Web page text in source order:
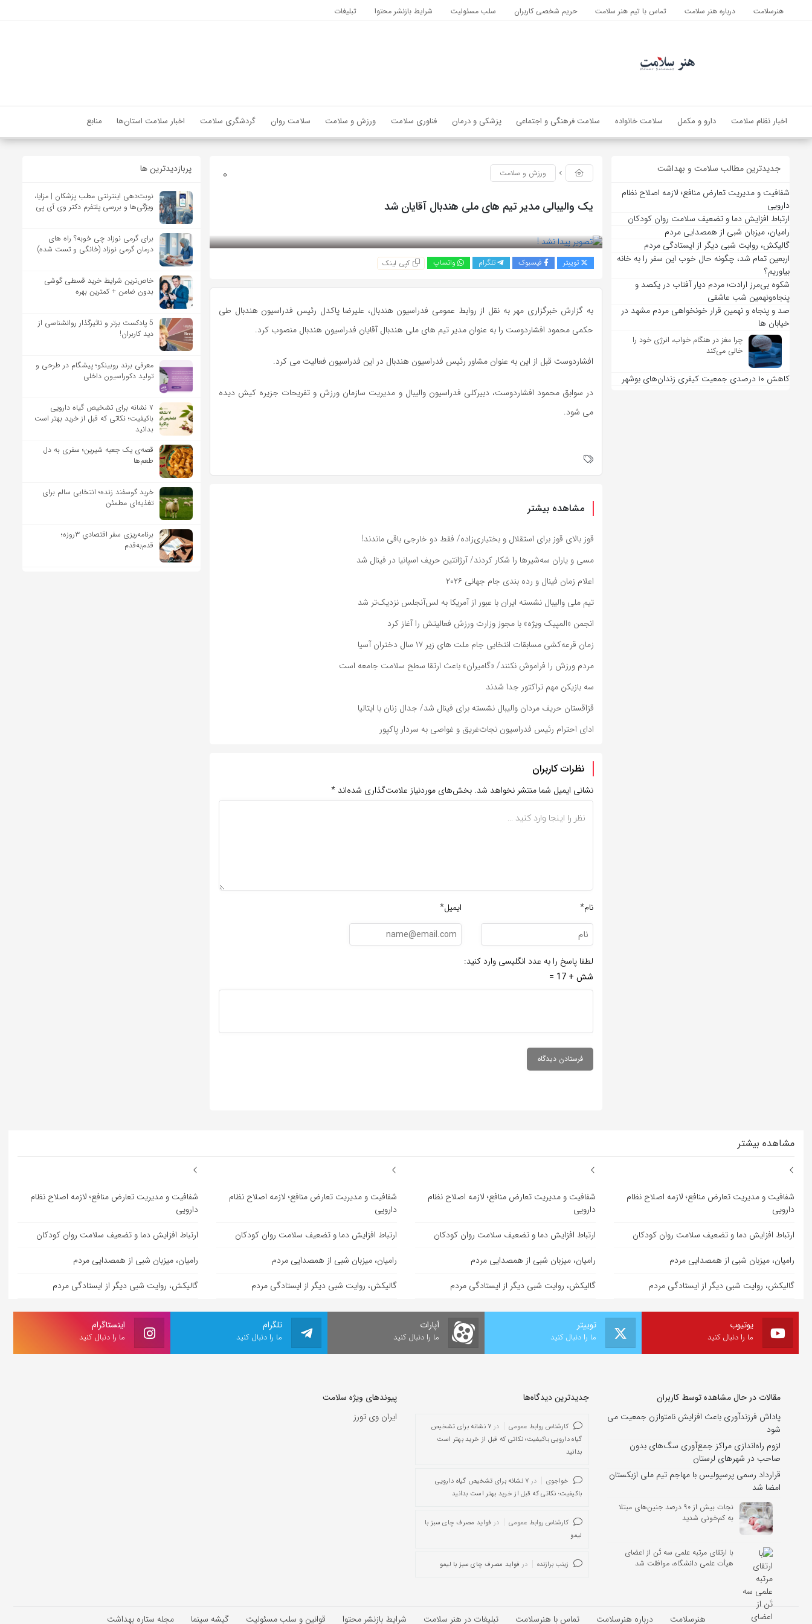
هنرسلامت درباره هنر سلامت تماس با تیم هنر سلامت حریم شخصی کاربران سلب مسئولیت شرایط بازنشر محتوا تبلیغات
اخبار نظام سلامت دارو و مکمل سلامت خانواده سلامت فرهنگی و اجتماعی پزشکی و درمان فناوری سلامت ورزش و سلامت سلامت روان گردشگری سلامت اخبار سلامت استان‌ها منابع
جدیدترین مطالب سلامت و بهداشت
شفافیت و مدیریت تعارض منافع؛ لازمه اصلاح نظام
دارویی
ارتباط افزایش دما و تضعیف سلامت روان کودکان
رامیان، میزبان شبی از همصدایی مردم
گالیکش، روایت شبی دیگر از ایستادگی مردم
اربعین تمام شد، چگونه حال خوب این سفر را به خانه
بیاوریم؟
شکوه بی‌مرز ارادت؛ مردم دیار آفتاب در یکصد و
پنجاه‌ونهمین شب عاشقی
صد و پنجاه و نهمین قرار خونخواهی مردم مشهد در
خیابان ها
چرا مغز در هنگام خواب، انرژی خود را
خالی می‌کند
کاهش ۱۰ درصدی جمعیت کیفری زندان‌های بوشهر
0 ورزش و سلامت
یک والیبالی مدیر تیم های ملی هندبال آقایان شد
توییتر فیسبوک تلگرام واتساپ کپی لینک
به گزارش خبرگزاری مهر به نقل از روابط عمومی فدراسیون هندبال، علیرضا پاکدل رئیس فدراسیون هندبال طی
حکمی محمود افشاردوست را به عنوان مدیر تیم های ملی هندبال آقایان فدراسیون هندبال منصوب کرد.
افشاردوست قبل از این به عنوان مشاور رئیس فدراسیون هندبال در این فدراسیون فعالیت می کرد.
در سوابق محمود افشاردوست، دبیرکلی فدراسیون والیبال و مدیریت سازمان ورزش و تفریحات جزیره کیش دیده
می شود.
مشاهده بیشتر
قوز بالای قوز برای استقلال و بختیاری‌زاده/ فقط دو خارجی باقی ماندند!
مسی و یاران سه‌شیرها را شکار کردند/ آرژانتین حریف اسپانیا در فینال شد
اعلام زمان فینال و رده بندی جام جهانی ۲۰۲۶
تیم ملی والیبال نشسته ایران با عبور از آمریکا به لس‌آنجلس نزدیک‌تر شد
انجمن «المپیک ویژه» با مجوز وزارت ورزش فعالیتش را آغاز کرد
زمان قرعه‌کشی مسابقات انتخابی جام ملت های زیر ۱۷ سال دختران آسیا
مردم ورزش را فراموش نکنند/ «گامیران» باعث ارتقا سطح سلامت جامعه است
سه بازیکن مهم تراکتور جدا شدند
قزاقستان حریف مردان والیبال نشسته برای فینال شد/ جدال زنان با ایتالیا
ادای احترام رئیس فدراسیون نجات‌غریق و غواصی به سردار پاکپور
نظرات کاربران
نشانی ایمیل شما منتشر نخواهد شد. بخش‌های موردنیاز علامت‌گذاری شده‌اند *
نام* ایمیل*
لطفا پاسخ را به عدد انگلیسی وارد کنید:
شش + 17 =
پربازدیدترین ها
نوبت‌دهی اینترنتی مطب پزشکان | مزایا،
ویژگی‌ها و بررسی پلتفرم دکتر وی آی پی
برای گرمی نوزاد چی خوبه؟ راه های
درمان گرمی نوزاد (خانگی و تست شده)
خاص‌ترین شرایط خرید قسطی گوشی
بدون ضامن + کمترین بهره
5 پادکست برتر و تاثیرگذار روانشناسی از
دید کاربران!
معرفی برند روبینکو؛ پیشگام در طرحی و
تولید دکوراسیون داخلی
۷ نشانه برای تشخیص گیاه دارویی
باکیفیت؛ نکاتی که قبل از خرید بهتر است
بدانید
قصه‌ی یک جعبه شیرین؛ سفری به دل
طعم‌ها
خرید گوسفند زنده؛ انتخابی سالم برای
تغذیه‌ای مطمئن
برنامه‌ریزی سفر اقتصادیِ ۳روزه؛
قدم‌به‌قدم
مشاهده بیشتر
شفافیت و مدیریت تعارض منافع؛ لازمه اصلاح نظام
دارویی
ارتباط افزایش دما و تضعیف سلامت روان کودکان
رامیان، میزبان شبی از همصدایی مردم
گالیکش، روایت شبی دیگر از ایستادگی مردم
شفافیت و مدیریت تعارض منافع؛ لازمه اصلاح نظام
دارویی
ارتباط افزایش دما و تضعیف سلامت روان کودکان
رامیان، میزبان شبی از همصدایی مردم
گالیکش، روایت شبی دیگر از ایستادگی مردم
شفافیت و مدیریت تعارض منافع؛ لازمه اصلاح نظام
دارویی
ارتباط افزایش دما و تضعیف سلامت روان کودکان
رامیان، میزبان شبی از همصدایی مردم
گالیکش، روایت شبی دیگر از ایستادگی مردم
شفافیت و مدیریت تعارض منافع؛ لازمه اصلاح نظام
دارویی
ارتباط افزایش دما و تضعیف سلامت روان کودکان
رامیان، میزبان شبی از همصدایی مردم
گالیکش، روایت شبی دیگر از ایستادگی مردم
اینستاگرام
ما را دنبال کنید
تلگرام
ما را دنبال کنید
آپارات
ما را دنبال کنید
توییتر
ما را دنبال کنید
یوتیوب
ما را دنبال کنید
مقالات در حال مشاهده توسط کاربران
پاداش فرزندآوری باعث افزایش نامتوازن جمعیت می
شود
لزوم راه‌اندازی مراکز جمع‌آوری سگ‌های بدون
صاحب در شهرهای لرستان
قرارداد رسمی پرسپولیس با مهاجم تیم ملی ازبکستان
امضا شد
نجات بیش از ۹۰ درصد جنین‌های مبتلا
به کم‌خونی شدید
با ارتقای مرتبه علمی سه تَن از اعضای
هیأت علمی دانشگاه، موافقت شد
جدیدترین دیدگاه‌‌ها
کارشناس روابط عمومی در
۷ نشانه برای تشخیص
گیاه دارویی باکیفیت؛ نکاتی که قبل از خرید بهتر است
بدانید
خواجوی در
۷ نشانه برای تشخیص گیاه دارویی
باکیفیت؛ نکاتی که قبل از خرید بهتر است بدانید
کارشناس روابط عمومی در فواید مصرف چای سبز با
لیمو
زینب برازنده در فواید مصرف چای سبز با لیمو
پیوندهای ویژه سلامت
ایران وی تورز
هنرسلامت درباره هنرسلامت تماس با هنرسلامت تبلیغات در هنر سلامت شرایط بازنشر محتوا قوانین و سلب مسئولیت گیشه سینما مجله ستاره بهداشت